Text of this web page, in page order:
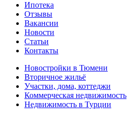
Ипотека
Отзывы
Вакансии
Новости
Статьи
Контакты
Новостройки в Тюмени
Вторичное жильё
Участки, дома, коттеджи
Коммерческая недвижимость
Недвижимость в Турции